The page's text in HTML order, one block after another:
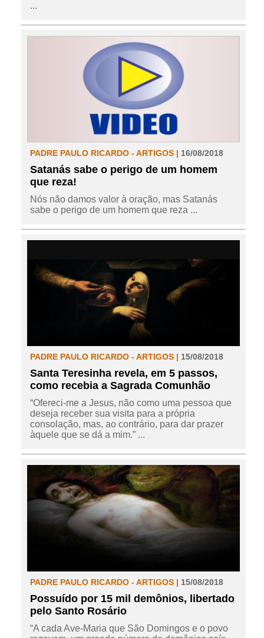
...
PADRE PAULO RICARDO - ARTIGOS | 16/08/2018
Satanás sabe o perigo de um homem
que reza!
Nós não damos valor à oração, mas Satanás
sabe o perigo de um homem que reza ...
PADRE PAULO RICARDO - ARTIGOS | 15/08/2018
Santa Teresinha revela, em 5 passos,
como recebia a Sagrada Comunhão
“Ofereci-me a Jesus, não como uma pessoa que
deseja receber sua visita para a própria
consolação, mas, ao contrário, para dar prazer
àquele que se dá a mim.” ...
PADRE PAULO RICARDO - ARTIGOS | 15/08/2018
Possuído por 15 mil demônios, libertado
pelo Santo Rosário
“A cada Ave-Maria que São Domingos e o povo